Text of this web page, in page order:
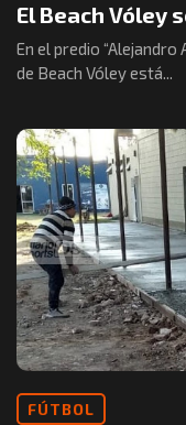
El Beach Vóley
En el predio “Alejandro
de Beach Vóley está...
FÚTBOL